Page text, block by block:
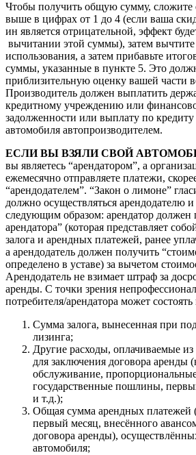
Чтобы получить общую сумму,
выше в цифрах от 1 до 4 (если ваша
ин является отрицательной, эффект
вычитании этой суммы), затем
использования, а затем прибавьте
суммы, указанные в пункте 5. Это
приблизительную оценку вашей части
Производитель должен выплатить
кредитному учреждению или
задолженности или выплату по
автомобиля автопроизводителем.
ЕСЛИ ВЫ ВЗЯЛИ СВОЙ
вы являетесь “арендатором”, а
ежемесячно отправляете платежи,
“арендодателем”. “Закон о лимоне”
должно осуществляться арендодателю и
следующим образом: арендатор должен
арендатора” (которая представляет
залога и арендных платежей, ранее
а арендодатель должен получить
определено в уставе) за вычетом
Арендодатель не взимает штраф за
аренды. С точки зрения
потребителя/арендатора может состоять
Сумма залога, вынесенная при
лизинга;
Другие расходы, оплачиваемые из
для заключения договора аренды
обслуживание,
государственные пошлины,
и т.д.);
Общая сумма арендных платежей
первый месяц, внесённого
договора аренды),
автомобиля;